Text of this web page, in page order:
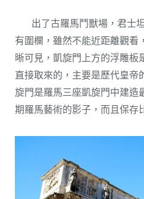
出了古羅馬鬥獸場，君士
有圍欄，雖然不能近距離觀看
晰可見，凱旋門上方的浮雕板
直接取來的，主要是歷代皇帝
旋門是羅馬三座凱旋門中建造
期羅馬藝術的影子，而且保存